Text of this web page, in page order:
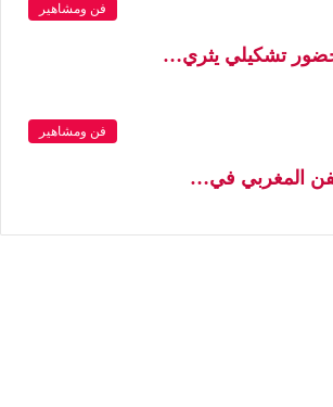
فن ومشاهير
تشكيلي يثري…
فن ومشاهير
المغربي في…